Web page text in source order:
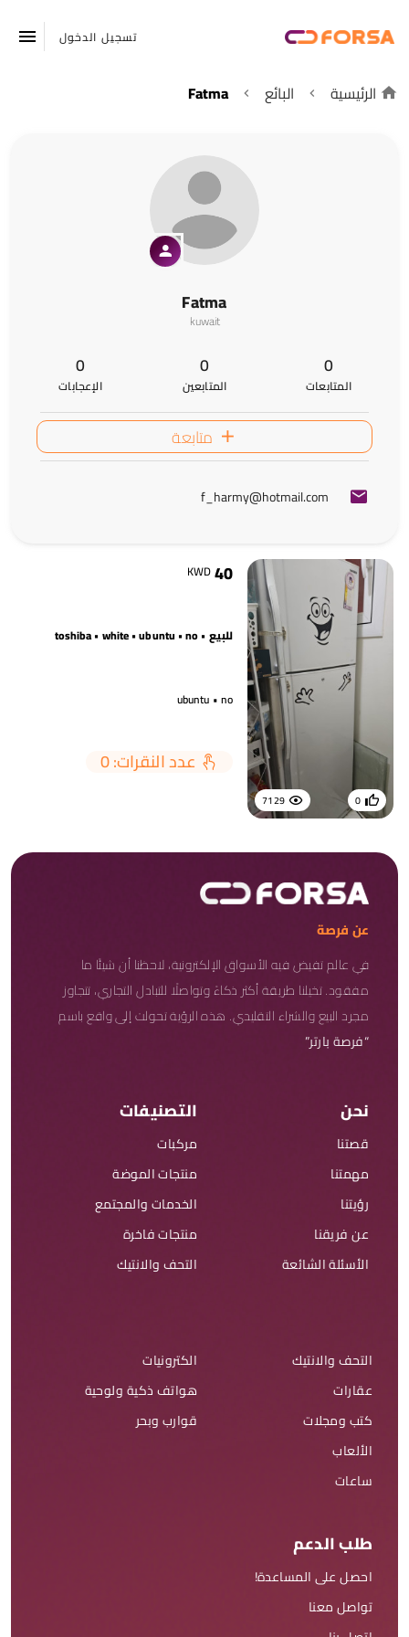
تسجيل الدخول
الرئيسية البائع Fatma
Fatma
kuwait
0
المتابعات
0
المتابعين
0
الإعجابات
متابعة
f_harmy@hotmail.com
7129 0
40
KWD
للبيع • toshiba • white • ubuntu • no
ubuntu • no
عدد النقرات: 0
عن فرصة
في عالم تفيض فيه الأسواق الإلكترونية، لاحظنا أن شيئًا ما
مفقود. تخيلنا طريقة أكثر ذكاءً وتواصلًا للتبادل التجاري، تتجاوز
مجرد البيع والشراء التقليدي. هذه الرؤية تحولت إلى واقع باسم
“فرصة بارتر”
نحن
قصتنا
مهمتنا
رؤيتنا
عن فريقنا
الأسئلة الشائعة
التصنيفات
مركبات
منتجات الموضة
الخدمات والمجتمع
منتجات فاخرة
التحف والانتيك
التحف والانتيك
عقارات
كتب ومجلات
الألعاب
ساعات
الكترونيات
هواتف ذكية ولوحية
قوارب وبحر
طلب الدعم
احصل على المساعدة!
تواصل معنا